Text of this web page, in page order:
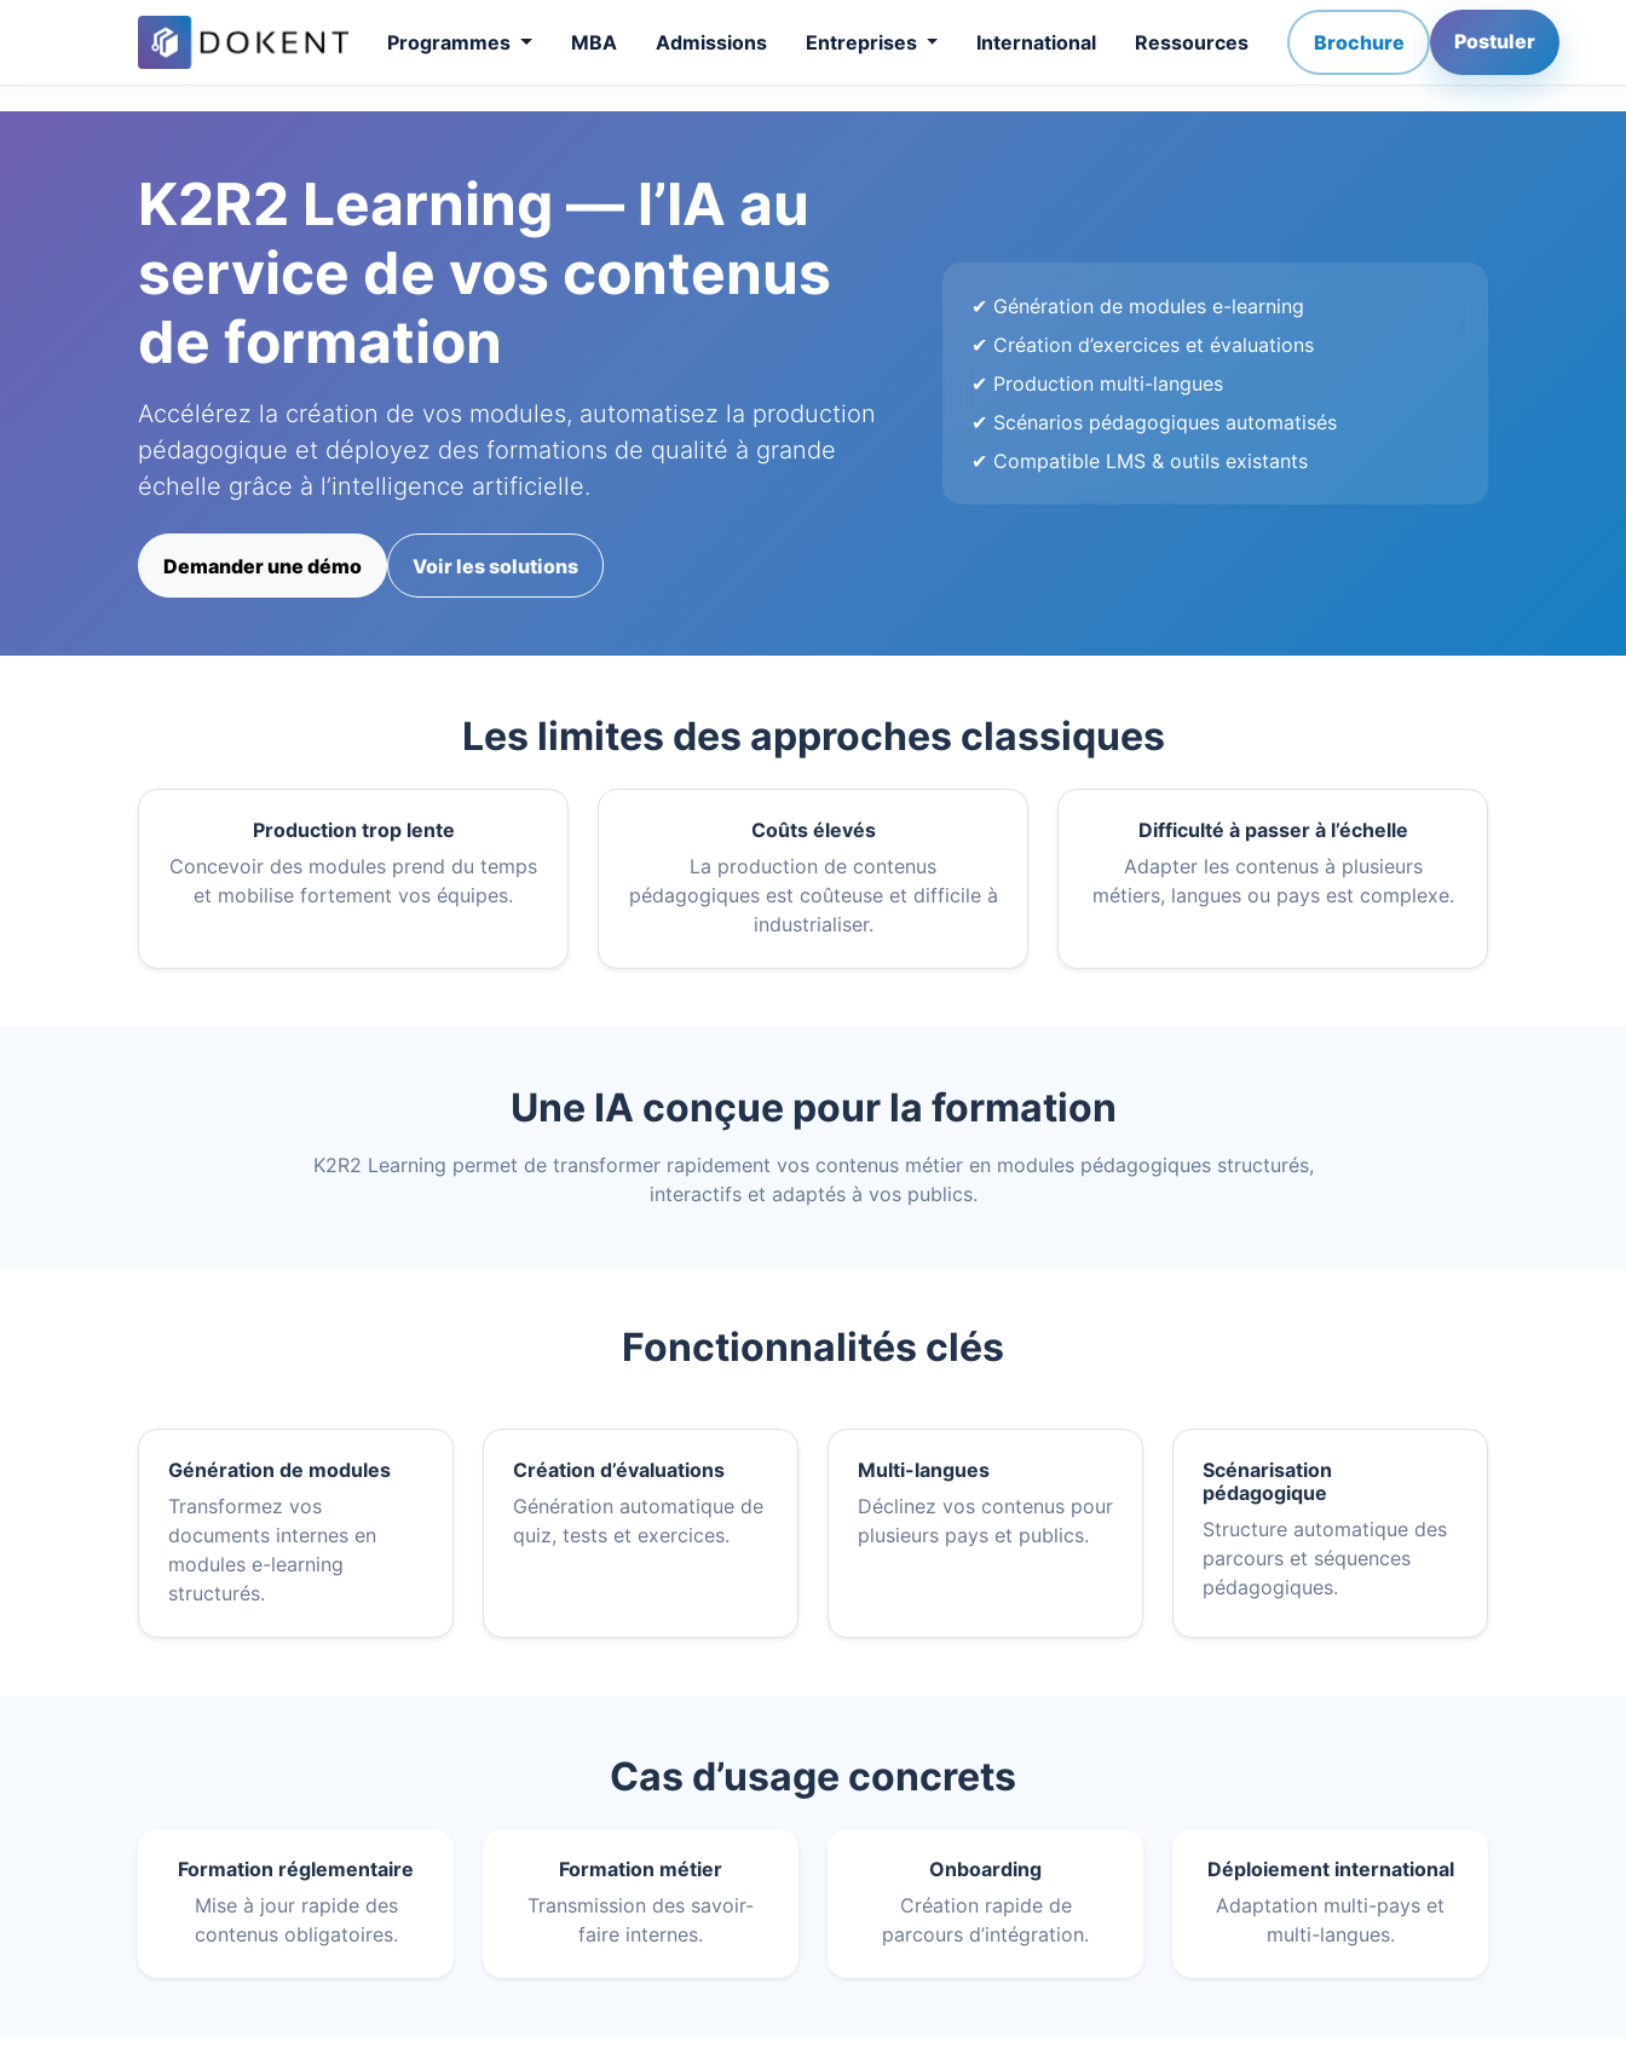
Programmes MBA Admissions Entreprises International Ressources Brochure Postuler
K2R2 Learning — l’IA au
service de vos contenus
de formation
Accélérez la création de vos modules, automatisez la production
pédagogique et déployez des formations de qualité à grande
échelle grâce à l’intelligence artificielle.
Demander une démo Voir les solutions
✔ Génération de modules e-learning
✔ Création d’exercices et évaluations
✔ Production multi-langues
✔ Scénarios pédagogiques automatisés
✔ Compatible LMS & outils existants
Les limites des approches classiques
Production trop lente
Concevoir des modules prend du temps
et mobilise fortement vos équipes.
Coûts élevés
La production de contenus
pédagogiques est coûteuse et difficile à
industrialiser.
Difficulté à passer à l’échelle
Adapter les contenus à plusieurs
métiers, langues ou pays est complexe.
Une IA conçue pour la formation
K2R2 Learning permet de transformer rapidement vos contenus métier en modules pédagogiques structurés,
interactifs et adaptés à vos publics.
Fonctionnalités clés
Génération de modules
Transformez vos
documents internes en
modules e-learning
structurés.
Création d’évaluations
Génération automatique de
quiz, tests et exercices.
Multi-langues
Déclinez vos contenus pour
plusieurs pays et publics.
Scénarisation
pédagogique
Structure automatique des
parcours et séquences
pédagogiques.
Cas d’usage concrets
Formation réglementaire
Mise à jour rapide des
contenus obligatoires.
Formation métier
Transmission des savoir-
faire internes.
Onboarding
Création rapide de
parcours d’intégration.
Déploiement international
Adaptation multi-pays et
multi-langues.